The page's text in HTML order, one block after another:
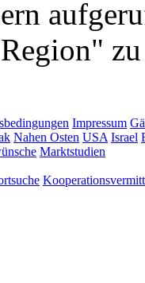
Impressum
Nahen Osten USA Israel
Marktstudien